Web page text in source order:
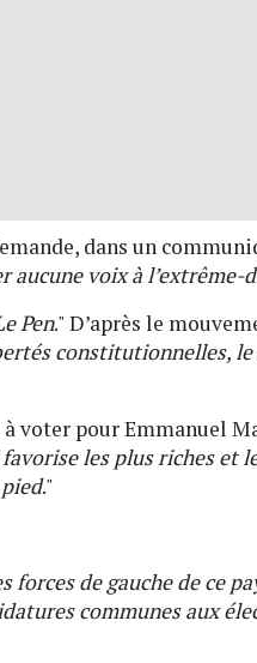
dans un
aucune voix à l’extrême-
Pen." D’après le
constitutionnelles,
voter pour Emmanuel
les plus riches et
."
forces de gauche de ce
communes aux